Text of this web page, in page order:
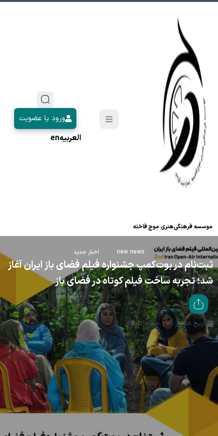
موسسه فرهنگی‌هنری موج فاخته
العربیهen
ورود یا عضویت
new news اخبار جدید
ثبت‌نام در بوت‌کمپ جشنواره فیلم فضای باز ایران آغاز
شد؛ تجربه ساخت فیلم کوتاه در فضای باز
تاریخ انتشار : ۲۷ خرداد ۱۴۰۵